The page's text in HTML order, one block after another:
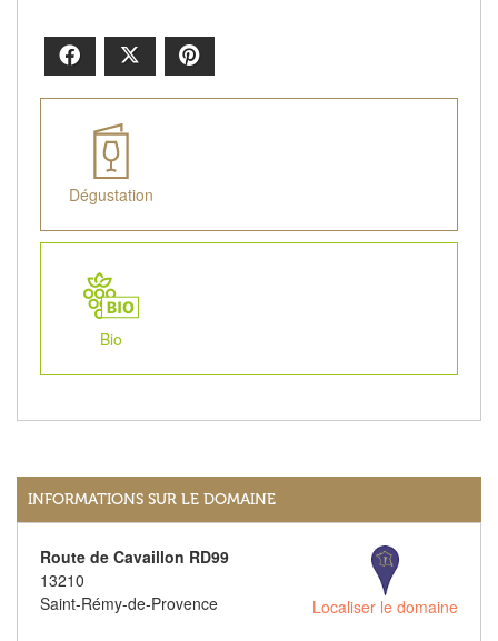
Facebook
Dégustation
Bio
INFORMATIONS SUR LE DOMAINE
Route de Cavaillon RD99
13210
Saint-Rémy-de-Provence
Localiser le domaine